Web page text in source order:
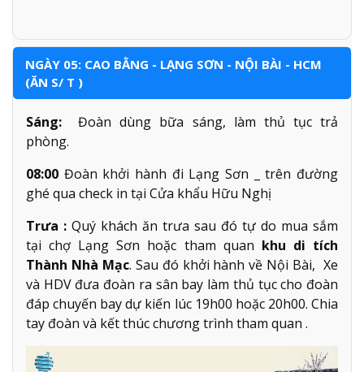
NGÀY 05: CAO BẰNG - LẠNG SƠN - NỘI BÀI - HCM
(ĂN S/ T )
Sáng:
Đoàn dùng bữa sáng, làm thủ tục trả
phòng.
08:00 Đoàn khởi hành đi Lạng Sơn _ trên đường
ghé qua check in tại Cửa khẩu Hữu Nghị
Trưa : Quý khách ăn trưa sau đó tự do mua sắm
tại chợ Lạng Sơn hoặc tham quan khu di tích
Thành Nhà Mạc. Sau đó khởi hành về Nội Bài, Xe
và HDV đưa đoàn ra sân bay làm thủ tục cho đoàn
đáp chuyến bay dự kiến lúc 19h00 hoặc 20h00. Chia
tay đoàn và kết thúc chương trình tham quan .